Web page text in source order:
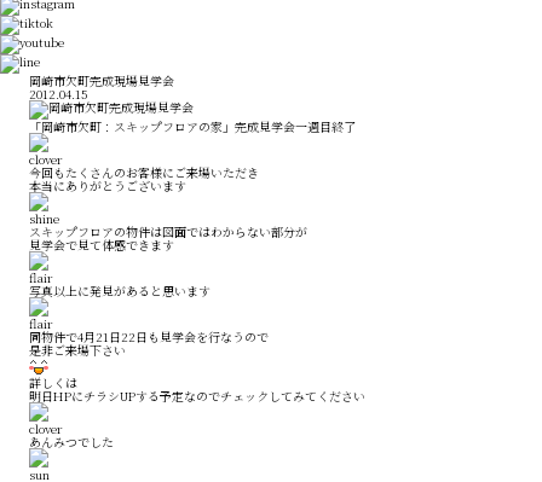
岡崎市欠町完成現場見学会
2012.04.15
「岡崎市欠町：スキップフロアの家」完成見学会一週目終了
今回もたくさんのお客様にご来場いただき
本当にありがとうございます
スキップフロアの物件は図面ではわからない部分が
見学会で見て体感できます
写真以上に発見があると思います
同物件で4月21日22日も見学会を行なうので
是非ご来場下さい
詳しくは
明日HPにチラシUPする予定なのでチェックしてみてください
あんみつでした